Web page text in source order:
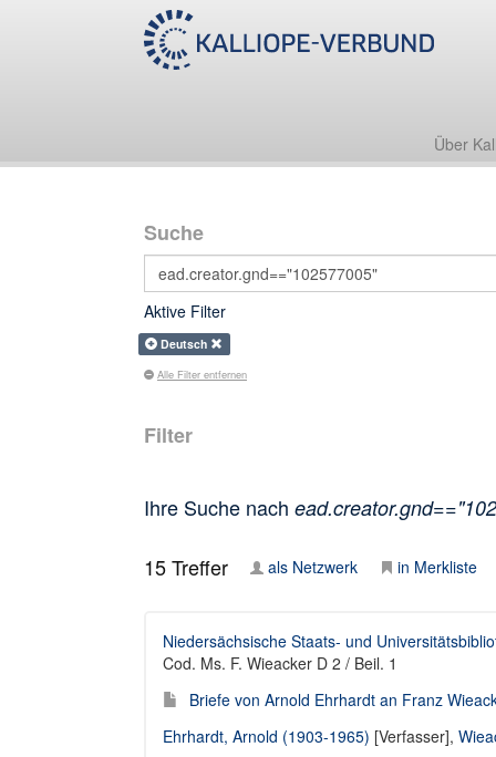
Über
Suche
Aktive Filter
Deutsch
Alle Filter entfernen
Filter
Ihre Suche nach
15Treffer als Netzwerk in Merkliste
Niedersächsische Staats- und
Cod. Ms. F. Wieacker D 2 / Beil. 1
Briefe von Arnold Ehrhardt an Franz
Ehrhardt, Arnold (1903-1965) [Verfasser],